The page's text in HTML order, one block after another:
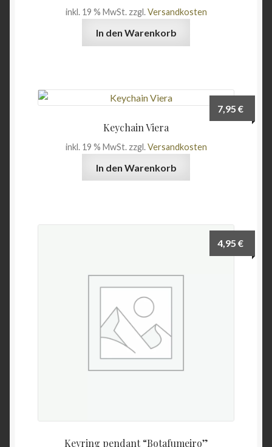
inkl. 19 % MwSt. zzgl.Versandkosten
In den Warenkorb
Keychain Viera
7,95€
inkl. 19 % MwSt. zzgl.Versandkosten
In den Warenkorb
Keyring pendant “Botafumeiro”
4,95€